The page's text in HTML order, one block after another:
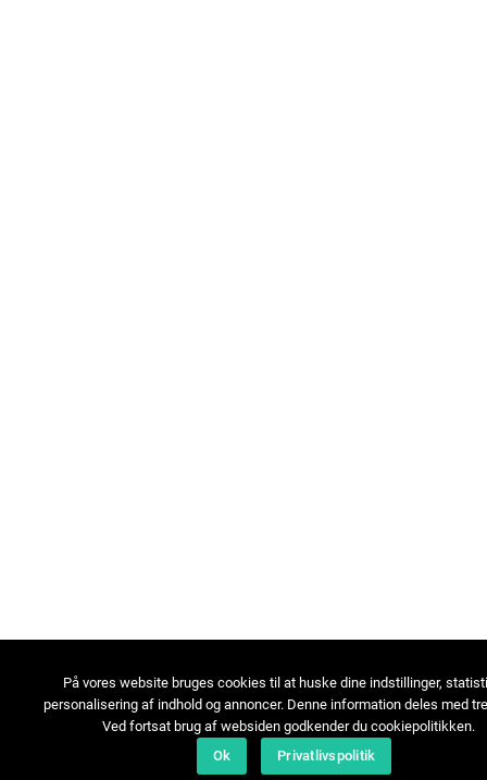
På vores website bruges cookies til at huske dine indstillinger,
personalisering af indhold og annoncer. Denne information deles med
Ved fortsat brug af websiden godkender du cookiepolitikken.
Ok
Privatlivspolitik